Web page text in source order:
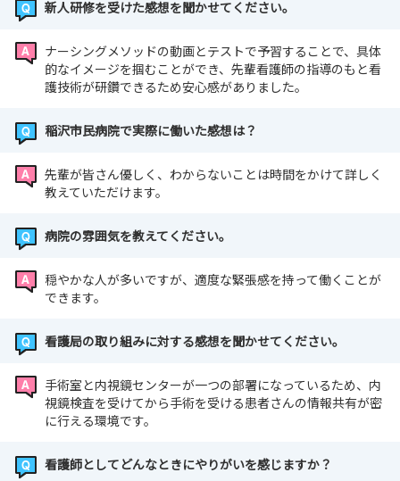
新人研修を受けた感想を聞かせてください。
ナーシングメソッドの動画とテストで予習することで、具体
的なイメージを掴むことができ、先輩看護師の指導のもと看
護技術が研鑽できるため安心感がありました。
稲沢市民病院で実際に働いた感想は？
先輩が皆さん優しく、わからないことは時間をかけて詳しく
教えていただけます。
病院の雰囲気を教えてください。
穏やかな人が多いですが、適度な緊張感を持って働くことが
できます。
看護局の取り組みに対する感想を聞かせてください。
手術室と内視鏡センターが一つの部署になっているため、内
視鏡検査を受けてから手術を受ける患者さんの情報共有が密
に行える環境です。
看護師としてどんなときにやりがいを感じますか？